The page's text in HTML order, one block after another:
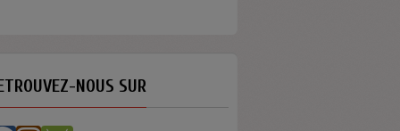
NOUS SUR